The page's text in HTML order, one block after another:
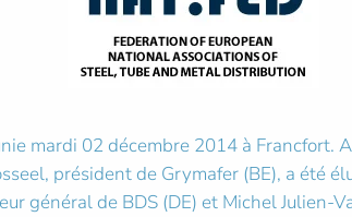
mardi 02 décembre 2014 à Francfort.
président de Grymafer (BE), a été
général de BDS (DE) et Michel Julien-